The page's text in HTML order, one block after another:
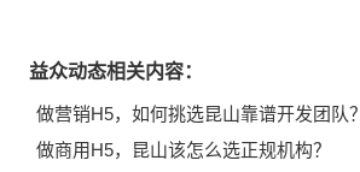
益众动态相关内容：
做营销H5，如何挑选昆山靠谱开发团队？
做商用H5，昆山该怎么选正规机构？